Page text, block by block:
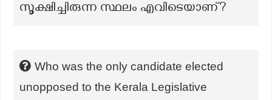
സൂക്ഷിച്ചിരുന്ന സ്ഥലം എവിടെയാണ്?
Who was the only candidate elected
unopposed to the Kerala Legislative